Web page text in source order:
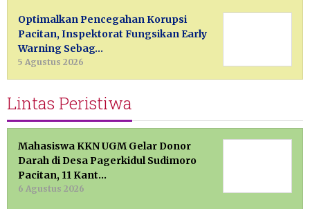
Optimalkan Pencegahan Korupsi
Pacitan, Inspektorat Fungsikan Early
Warning Sebag…
5 Agustus 2026
Lintas Peristiwa
Mahasiswa KKN UGM Gelar Donor
Darah di Desa Pagerkidul Sudimoro
Pacitan, 11 Kant…
6 Agustus 2026